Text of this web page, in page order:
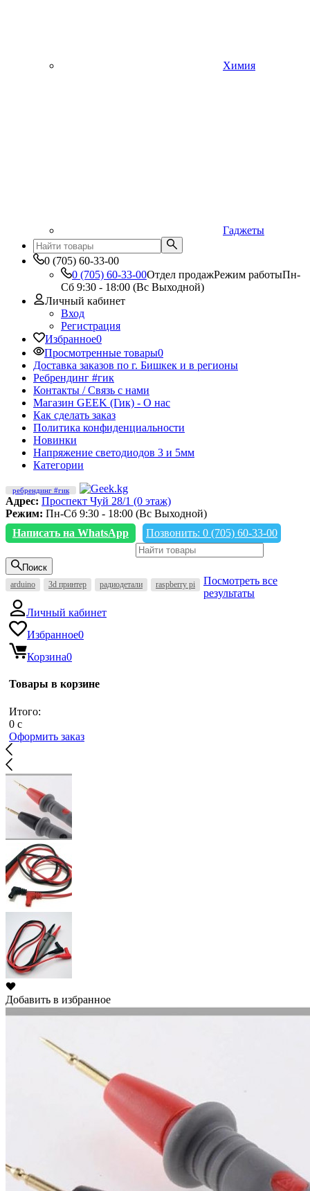
Химия
Гаджеты
0 (705) 60-33-00
0 (705) 60-33-00Отдел продажРежим работыПн-
Сб 9:30 - 18:00 (Вс Выходной)
Личный кабинет
Вход
Регистрация
Избранное0
Просмотренные товары0
Доставка заказов по г. Бишкек и в регионы
Ребрендинг #гик
Контакты / Связь с нами
Магазин GEEK (Гик) - О нас
Как сделать заказ
Политика конфиденциальности
Новинки
Напряжение светодиодов 3 и 5мм
Категории
ребрендинг #гик
Адрес: Проспект Чуй 28/1 (0 этаж)
Режим: Пн-Сб 9:30 - 18:00 (Вс Выходной)
Написать на WhatsApp
Позвонить: 0 (705) 60-33-00
Поиск
arduino 3d принтер радиодетали raspberry pi
Посмотреть все
результаты
Личный кабинет
Избранное0
Корзина0
Товары в корзине
Итого:
0 c
Оформить заказ
Добавить в избранное